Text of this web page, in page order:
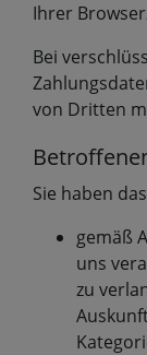
Ihrer
Bei
von Dritten
Sie haben
gemäß
uns
zu